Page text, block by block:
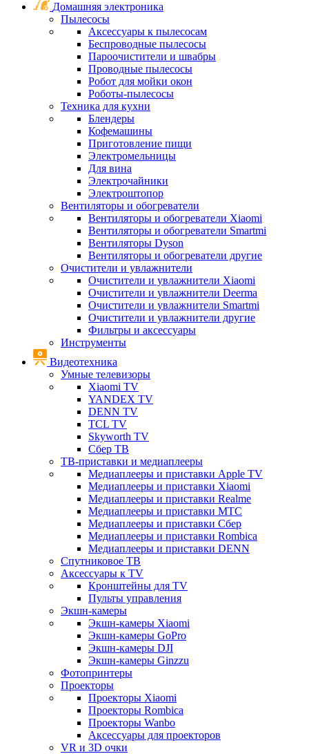
Домашняя электроника
Пылесосы
Аксессуары к пылесосам
Беспроводные пылесосы
Пароочистители и швабры
Проводные пылесосы
Робот для мойки окон
Роботы-пылесосы
Техника для кухни
Блендеры
Кофемашины
Приготовление пищи
Электромельницы
Для вина
Электрочайники
Электроштопор
Вентиляторы и обогреватели
Вентиляторы и обогреватели Xiaomi
Вентиляторы и обогреватели Smartmi
Вентиляторы Dyson
Вентиляторы и обогреватели другие
Очистители и увлажнители
Очистители и увлажнители Xiaomi
Очистители и увлажнители Deerma
Очистители и увлажнители Smartmi
Очистители и увлажнители другие
Фильтры и аксессуары
Инструменты
Видеотехника
Умные телевизоры
Xiaomi TV
YANDEX TV
DENN TV
TCL TV
Skyworth TV
Сбер ТВ
ТВ-приставки и медиаплееры
Медиаплееры и приставки Apple TV
Медиаплееры и приставки Xiaomi
Медиаплееры и приставки Realme
Медиаплееры и приставки МТС
Медиаплееры и приставки Сбер
Медиаплееры и приставки Rombica
Медиаплееры и приставки DENN
Спутниковое ТВ
Аксессуары к TV
Кронштейны для TV
Пульты управления
Экшн-камеры
Экшн-камеры Xiaomi
Экшн-камеры GoPro
Экшн-камеры DJI
Экшн-камеры Ginzzu
Фотопринтеры
Проекторы
Проекторы Xiaomi
Проекторы Rombica
Проекторы Wanbo
Аксессуары для проекторов
VR и 3D очки